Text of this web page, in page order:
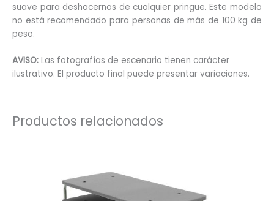
suave para deshacernos de cualquier pringue. Este modelo
no está recomendado para personas de más de 100 kg de
peso.
AVISO: Las fotografías de escenario tienen carácter
ilustrativo. El producto final puede presentar variaciones.
Productos relacionados